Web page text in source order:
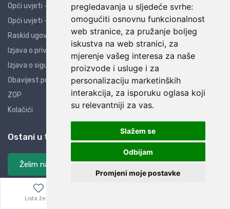
pregledavanja u sljedeće svrhe:
omogućiti osnovnu funkcionalnost
web stranice, za pružanje boljeg
iskustva na web stranici, za
mjerenje vašeg interesa za naše
proizvode i usluge i za
personalizaciju marketinških
interakcija, za isporuku oglasa koji
su relevantniji za vas.
Slažem se
Odbijam
Promjeni moje postavke
Opći uvjeti - PO
Opći uvjeti - PK
Raskid ugovora
Izjava o privatnosti
Izjava o sigurnosti
Obavijest potrošačima
ZOP
Kolačići
Ostani u tijeku
Želim na listu
Preuzmi AliBay aplikaciju
Lista želja